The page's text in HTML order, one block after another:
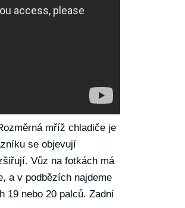
mříž chladiče je
se objevují
Vůz na fotkách má
a v podbězích najdeme
19 nebo 20 palců. Zadní